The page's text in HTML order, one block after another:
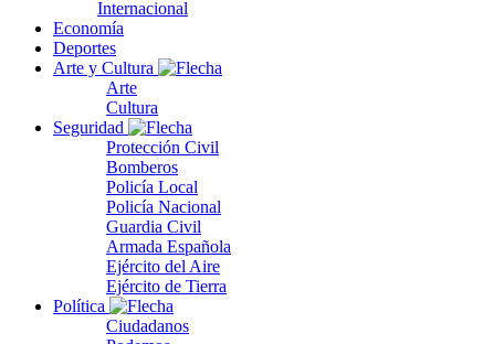
Internacional
Economía
Deportes
Arte y Cultura
Arte
Cultura
Seguridad
Protección Civil
Bomberos
Policía Local
Policía Nacional
Guardia Civil
Armada Española
Ejército del Aire
Ejército de Tierra
Política
Ciudadanos